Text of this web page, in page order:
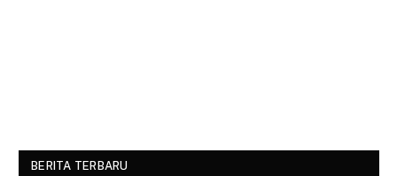
BERITA TERBARU